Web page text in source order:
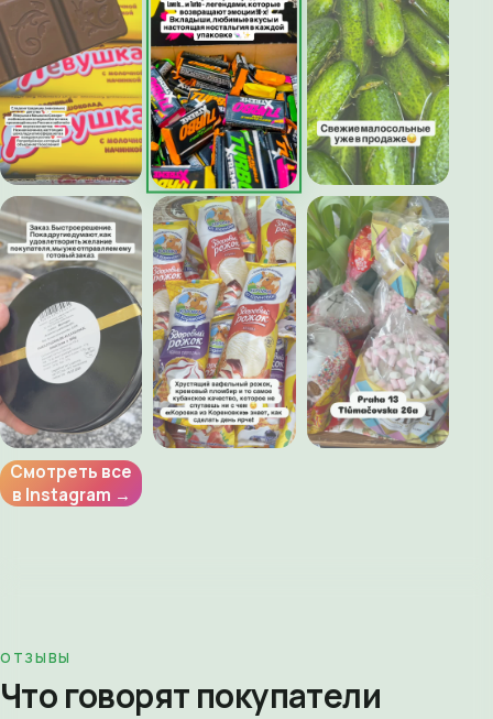
Смотреть все
в Instagram →
ОТЗЫВЫ
Что говорят покупатели